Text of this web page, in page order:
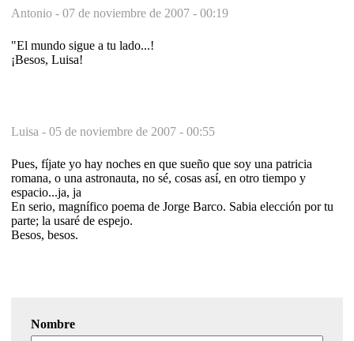
Antonio - 07 de noviembre de 2007 - 00:19
"El mundo sigue a tu lado...!
¡Besos, Luisa!
Luisa - 05 de noviembre de 2007 - 00:55
Pues, fíjate yo hay noches en que sueño que soy una patricia
romana, o una astronauta, no sé, cosas así, en otro tiempo y
espacio...ja, ja
En serio, magnífico poema de Jorge Barco. Sabia elección por tu
parte; la usaré de espejo.
Besos, besos.
Nombre